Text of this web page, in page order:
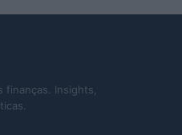
finanças. Insights,